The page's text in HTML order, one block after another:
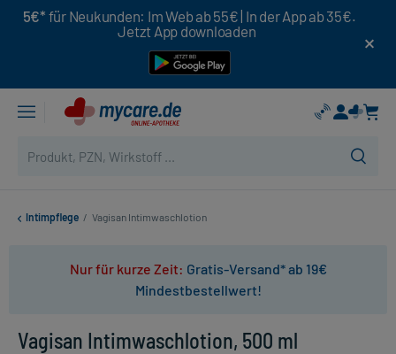
5€* für Neukunden: Im Web ab 55€ | In der App ab 35€.
Jetzt App downloaden
Intimpflege / Vagisan Intimwaschlotion
Nur für kurze Zeit: Gratis-Versand* ab 19€
Mindestbestellwert!
Vagisan Intimwaschlotion, 500 ml